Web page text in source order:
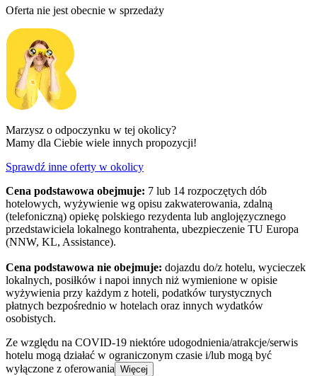
Oferta nie jest obecnie w sprzedaży
Marzysz o odpoczynku w tej okolicy?
Mamy dla Ciebie wiele innych propozycji!
Sprawdź inne oferty w okolicy
Cena podstawowa obejmuje: 7 lub 14 rozpoczętych dób
hotelowych, wyżywienie wg opisu zakwaterowania, zdalną
(telefoniczną) opiekę polskiego rezydenta lub anglojęzycznego
przedstawiciela lokalnego kontrahenta, ubezpieczenie TU Europa
(NNW, KL, Assistance).
Cena podstawowa nie obejmuje: dojazdu do/z hotelu, wycieczek
lokalnych, posiłków i napoi innych niż wymienione w opisie
wyżywienia przy każdym z hoteli, podatków turystycznych
płatnych bezpośrednio w hotelach oraz innych wydatków
osobistych.
Ze względu na COVID-19 niektóre udogodnienia/atrakcje/serwis
hotelu mogą działać w ograniczonym czasie i/lub mogą być
wyłączone z oferowania Więcej